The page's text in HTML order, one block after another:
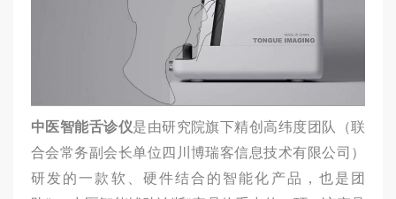
中医智能舌诊仪是由研究院旗下精创高纬度团队（联
合会常务副会长单位四川博瑞客信息技术有限公司）
研发的一款软、硬件结合的智能化产品，也是团